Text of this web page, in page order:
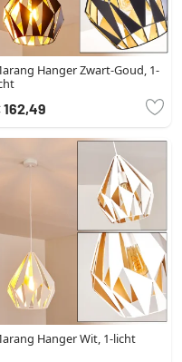
Hanger Zwart-Goud, 1-
162,49
Hanger Wit, 1-licht